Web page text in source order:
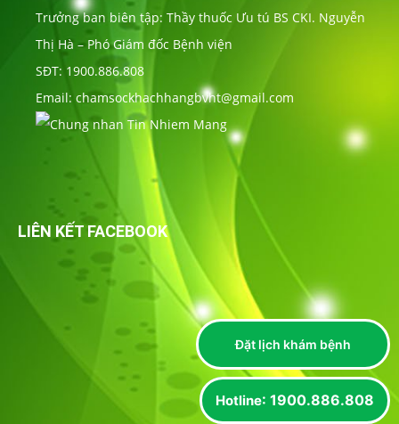
Trưởng ban biên tập: Thầy thuốc Ưu tú BS CKI. Nguyễn
Thị Hà – Phó Giám đốc Bệnh viện
SĐT: 1900.886.808
Email: chamsockhachhangbvht@gmail.com
LIÊN KẾT FACEBOOK
Hotline: 1900.886.808
Đặt lịch khám bệnh